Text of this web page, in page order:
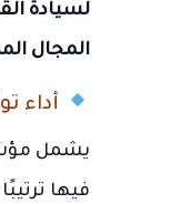
لسيادة
المجال
أداء
يشمل
فيها